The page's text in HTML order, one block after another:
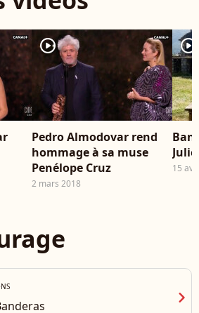
/
player2
Pedro Almodovar rend
hommage à sa muse
Penélope Cruz
2 mars 2018
player2
15
chevron_right